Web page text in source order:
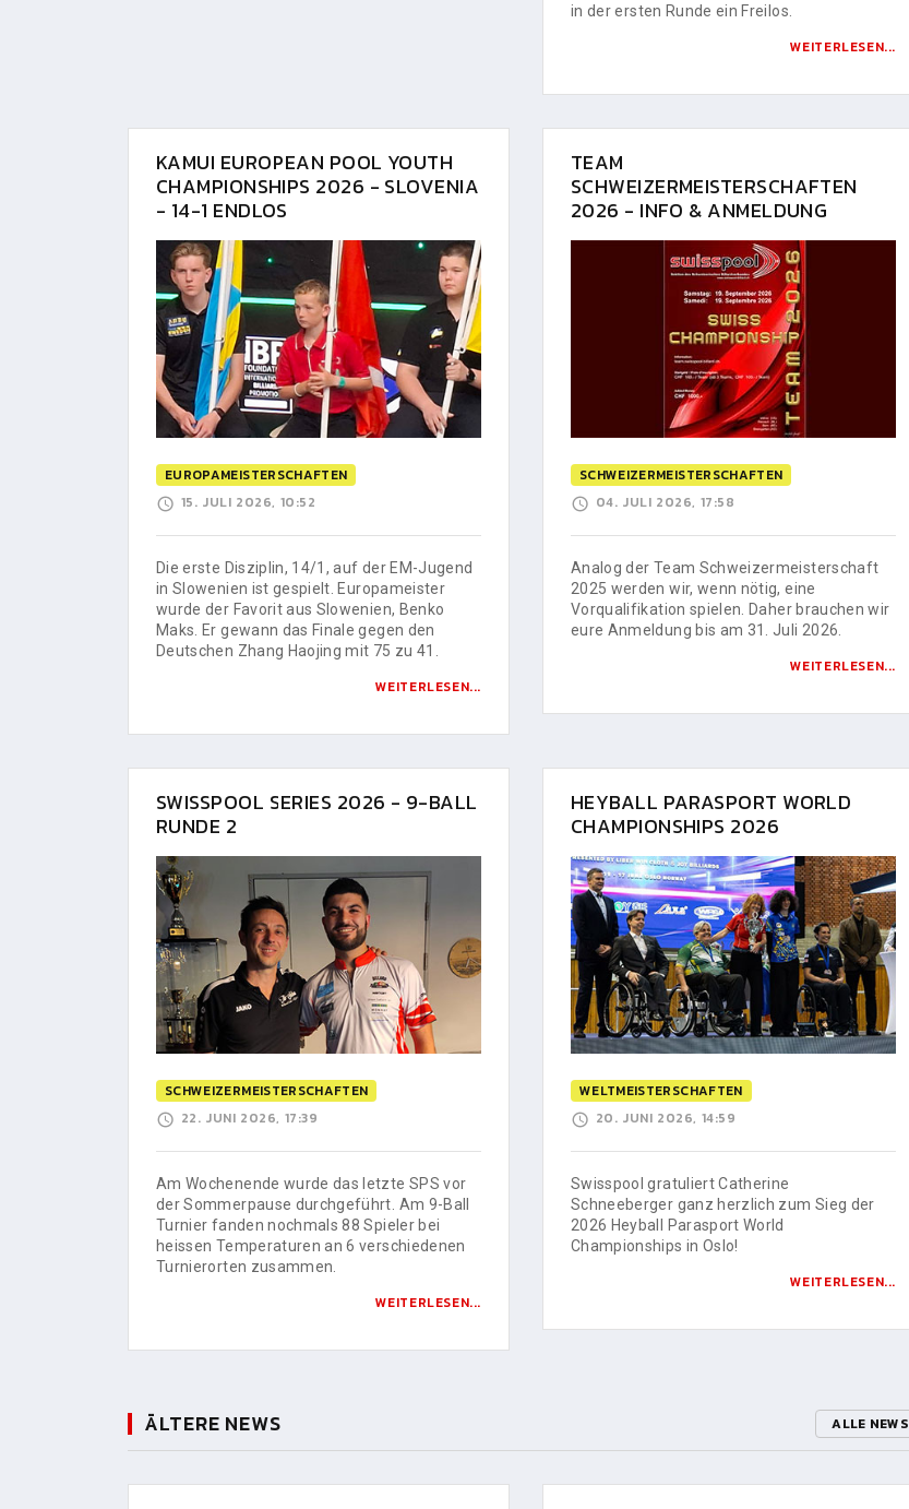
in der ersten Runde ein Freilos.
WEITERLESEN...
KAMUI EUROPEAN POOL YOUTH
CHAMPIONSHIPS 2026 - SLOVENIA
- 14-1 ENDLOS
EUROPAMEISTERSCHAFTEN
15. JULI 2026, 10:52
Die erste Disziplin, 14/1, auf der EM-Jugend
in Slowenien ist gespielt. Europameister
wurde der Favorit aus Slowenien, Benko
Maks. Er gewann das Finale gegen den
Deutschen Zhang Haojing mit 75 zu 41.
WEITERLESEN...
TEAM
SCHWEIZERMEISTERSCHAFTEN
2026 - INFO & ANMELDUNG
SCHWEIZERMEISTERSCHAFTEN
04. JULI 2026, 17:58
Analog der Team Schweizermeisterschaft
2025 werden wir, wenn nötig, eine
Vorqualifikation spielen. Daher brauchen wir
eure Anmeldung bis am 31. Juli 2026.
WEITERLESEN...
SWISSPOOL SERIES 2026 - 9-BALL
RUNDE 2
SCHWEIZERMEISTERSCHAFTEN
22. JUNI 2026, 17:39
Am Wochenende wurde das letzte SPS vor
der Sommerpause durchgeführt. Am 9-Ball
Turnier fanden nochmals 88 Spieler bei
heissen Temperaturen an 6 verschiedenen
Turnierorten zusammen.
WEITERLESEN...
HEYBALL PARASPORT WORLD
CHAMPIONSHIPS 2026
WELTMEISTERSCHAFTEN
20. JUNI 2026, 14:59
Swisspool gratuliert Catherine
Schneeberger ganz herzlich zum Sieg der
2026 Heyball Parasport World
Championships in Oslo!
WEITERLESEN...
ÄLTERE NEWS ALLE NEWS